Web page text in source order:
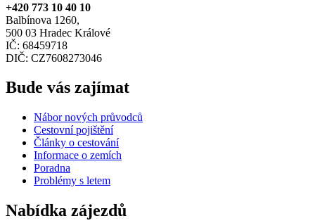
+420 773 10 40 10
Balbínova 1260,
500 03 Hradec Králové
IČ: 68459718
DIČ: CZ7608273046
Bude vás zajímat
Nábor nových průvodců
Cestovní pojištění
Články o cestování
Informace o zemích
Poradna
Problémy s letem
Nabídka zájezdů